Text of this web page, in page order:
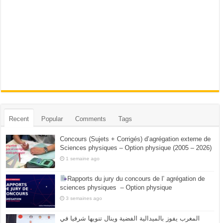
Recent Popular Comments Tags
Concours (Sujets + Corrigés) d’agrégation externe de
Sciences physiques – Option physique (2005 – 2026)
1 semaine ago
Rapports du jury du concours de l’ agrégation de
sciences physiques – Option physique
3 semaines ago
المغرب يفوز بالميدالية الفضية وينال تنويها شرفيا في